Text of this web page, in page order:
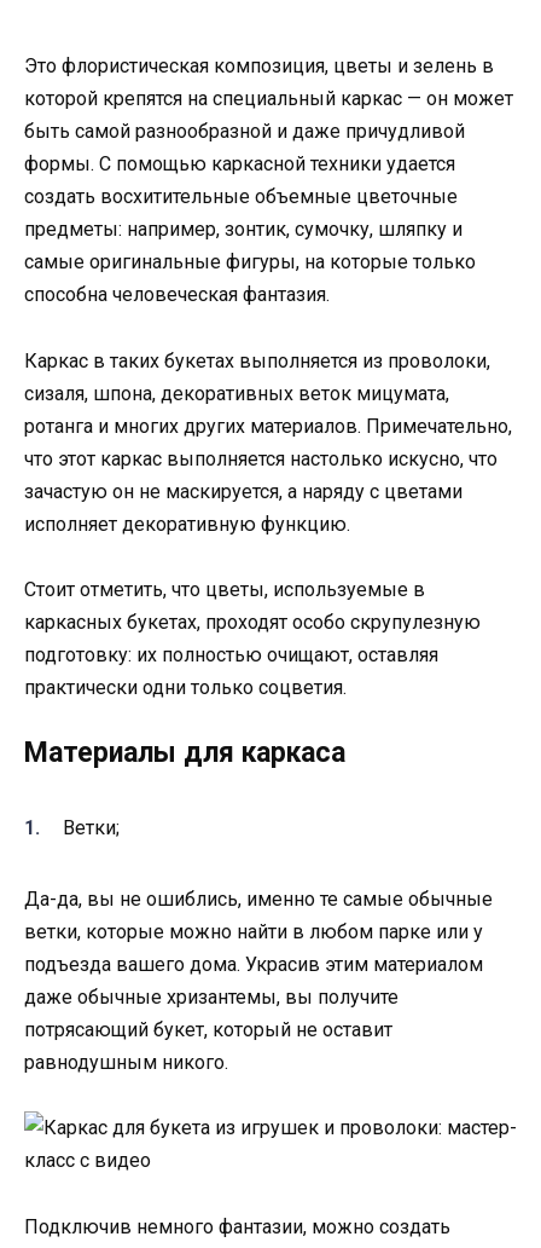
Это флористическая композиция, цветы и зелень в
которой крепятся на специальный каркас — он может
быть самой разнообразной и даже причудливой
формы. С помощью каркасной техники удается
создать восхитительные объемные цветочные
предметы: например, зонтик, сумочку, шляпку и
самые оригинальные фигуры, на которые только
способна человеческая фантазия.
Каркас в таких букетах выполняется из проволоки,
сизаля, шпона, декоративных веток мицумата,
ротанга и многих других материалов. Примечательно,
что этот каркас выполняется настолько искусно, что
зачастую он не маскируется, а наряду с цветами
исполняет декоративную функцию.
Стоит отметить, что цветы, используемые в
каркасных букетах, проходят особо скрупулезную
подготовку: их полностью очищают, оставляя
практически одни только соцветия.
Материалы для каркаса
Ветки;
Да-да, вы не ошиблись, именно те самые обычные
ветки, которые можно найти в любом парке или у
подъезда вашего дома. Украсив этим материалом
даже обычные хризантемы, вы получите
потрясающий букет, который не оставит
равнодушным никого.
Подключив немного фантазии, можно создать